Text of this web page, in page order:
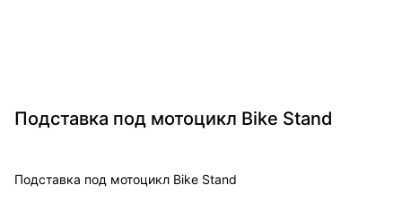
Подставка под мотоцикл Bike Stand
Подставка под мотоцикл Bike Stand